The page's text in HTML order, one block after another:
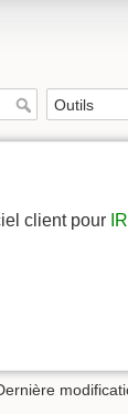
client pour